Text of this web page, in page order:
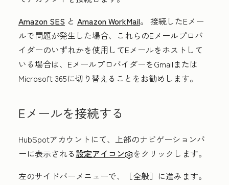
Amazon SES と Amazon WorkMail。 接続したEメー
ルで問題が発生した場合、これらのEメールプロバ
イダーのいずれかを使用してEメールをホストして
いる場合は、EメールプロバイダーをGmailまたは
Microsoft 365に切り替えることをお勧めします。
Eメールを接続する
HubSpotアカウントにて、上部のナビゲーションバ
ーに表示される設定アイコン
をクリックします。
左のサイドバーメニューで、［全般］ に進みます。